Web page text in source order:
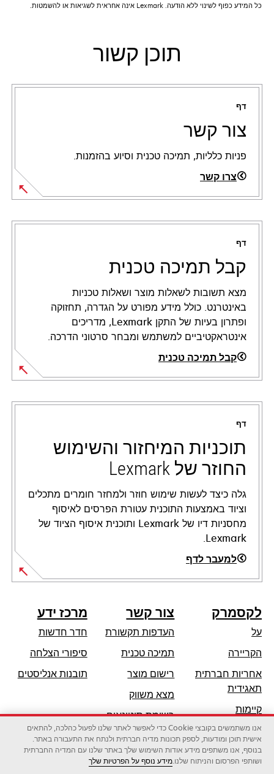
כל המידע כפוף לשינוי ללא הודעה. Lexmark אינה אחראית לשגיאות או להשמטות.
תוכן קשור
דף
צור קשר
פניות כלליות, תמיכה טכנית וסיוע בהזמנות.
צרו קשר
דף
קבל תמיכה טכנית
מצא תשובות לשאלות מוצר ושאלות טכניות
באינטרנט. כולל מידע מפורט על הגדרה, תחזוקה
ופתרון בעיות של התקן Lexmark, מדריכים
אינטראקטיביים למשתמש ומבחר סרטוני הדרכה.
קבל תמיכה טכנית
opens
in
new
tab
דף
תוכניות המיחזור והשימוש
החוזר של Lexmark
גלה כיצד לעשות שימוש חוזר ולמחזר חומרים מתכלים
וציוד באמצעות התוכנית עטורת הפרסים לאיסוף
מחסניות דיו של Lexmark ותוכנית איסוף הציוד של
Lexmark.
למעבר לדף
לקסמרק
על
הקריירה
אחריות חברתית
תאגידיתopens
a
new
tab
קיימות
שותפי לקסמרק
צור קשר
העדפות תקשורת
תמיכה טכניתopens
tab
רישום מוצר
מצא משווק
רשימת סיטונאים
מרכז ידע
חדר חדשות
סיפורי הצלחה
תובנות אנליסטים
לקסמרק אינטרנשיונל בע"מ, חברה של זירוקס
אנו משתמשים בקובצי Cookie כדי לאפשר לאתר שלנו לפעול כהלכה, להתאים
אישית תוכן ומודעות, לספק תכונות מדיה חברתית ולנתח את התעבורה באתר.
בנוסף, אנו משתפים מידע אודות השימוש שלך באתר שלנו עם המדיה החברתית
ושותפי הפרסום והניתוח שלנו.מידע נוסף על הפרטיות שלך